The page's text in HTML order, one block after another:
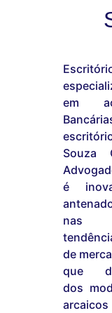
em
Souza
é
nas
de
que
dos